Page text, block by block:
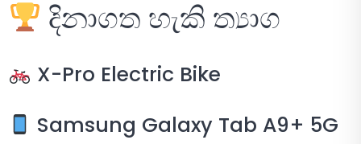
දිනාගත හැකි ත්‍යාග
X-Pro Electric Bike
Samsung Galaxy Tab A9+ 5G